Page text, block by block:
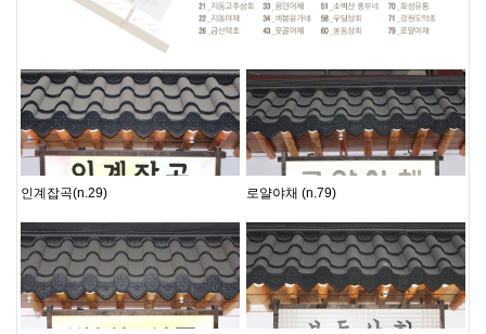
못골지기
인계잡곡(n.29) 못골지기
로얄야채 (n.79)